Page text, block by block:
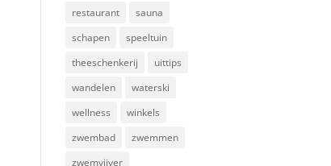
restaurant
sauna
schapen
speeltuin
theeschenkerij
uittips
wandelen
waterski
wellness
winkels
zwembad
zwemmen
zwemvijver